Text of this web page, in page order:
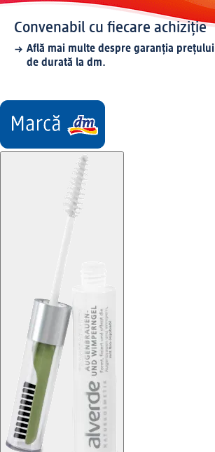
Convenabil cu fiecare achiziție
Află mai multe despre garanția prețului
de durată la dm.